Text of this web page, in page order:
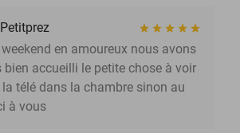
en amoureux nous avons
bien accueilli le petite chose à voir
télé dans la chambre sinon au
à vous